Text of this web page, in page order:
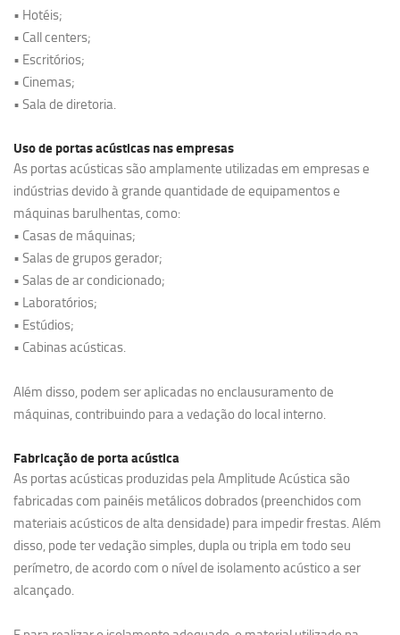
• Hotéis;
• Call centers;
• Escritórios;
• Cinemas;
• Sala de diretoria.
Uso de portas acústicas nas empresas
As portas acústicas são amplamente utilizadas em empresas e
indústrias devido à grande quantidade de equipamentos e
máquinas barulhentas, como:
• Casas de máquinas;
• Salas de grupos gerador;
• Salas de ar condicionado;
• Laboratórios;
• Estúdios;
• Cabinas acústicas.
Além disso, podem ser aplicadas no enclausuramento de
máquinas, contribuindo para a vedação do local interno.
Fabricação de porta acústica
As portas acústicas produzidas pela Amplitude Acústica são
fabricadas com painéis metálicos dobrados (preenchidos com
materiais acústicos de alta densidade) para impedir frestas. Além
disso, pode ter vedação simples, dupla ou tripla em todo seu
perímetro, de acordo com o nível de isolamento acústico a ser
alcançado.